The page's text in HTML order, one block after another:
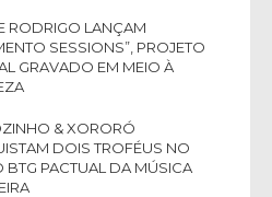
RODRIGO LANÇAM
SESSIONS”, PROJETO
GRAVADO EM MEIO À
& XORORÓ
DOIS TROFÉUS NO
BTG PACTUAL DA MÚSICA